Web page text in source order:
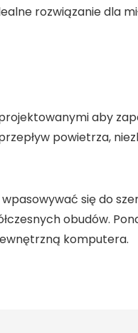
rozwiązanie dla
aby
powietrza,
się do
obudów.
komputera.